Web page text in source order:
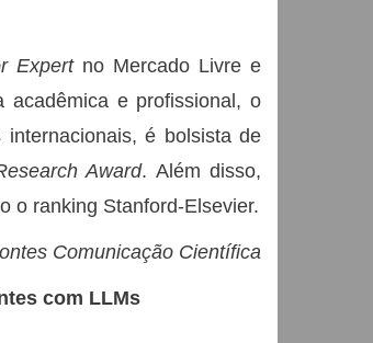
Expertno Mercado Livre e
acadêmica e profissional, o
internacionais, é bolsista de
Award. Além disso,
o ranking Stanford-Elsevier.
Comunicação Científica
com LLMs